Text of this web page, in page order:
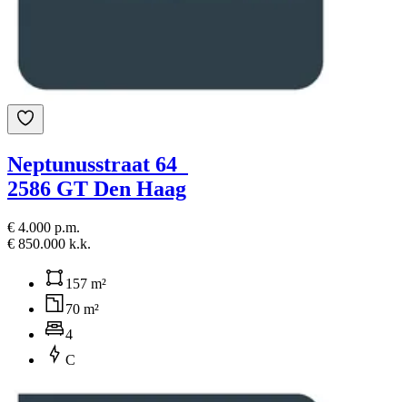
Neptunusstraat 64
2586 GT Den Haag
€ 4.000 p.m.
€ 850.000 k.k.
157 m²
70 m²
4
C